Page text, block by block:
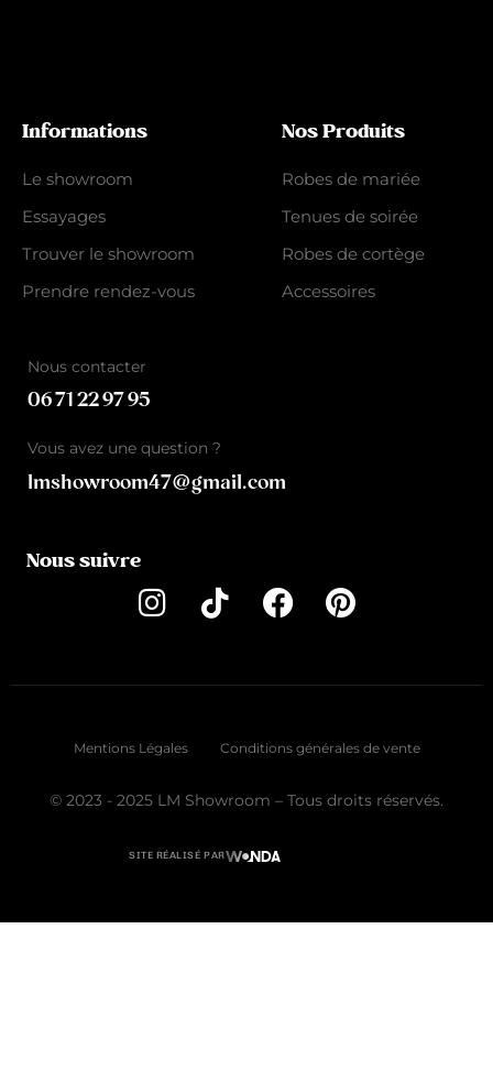
Informations
Le showroom
Essayages
Trouver le showroom
Prendre rendez-vous
Nos Produits
Robes de mariée
Tenues de soirée
Robes de cortège
Accessoires
Nous contacter
06 71 22 97 95
Vous avez une question ?
lmshowroom47@gmail.com
Nous suivre
Mentions Légales Conditions générales de vente
© 2023 - 2025 LM Showroom – Tous droits réservés.
SITE RÉALISÉ PAR